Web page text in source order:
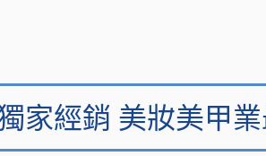
家經銷 美妝美甲